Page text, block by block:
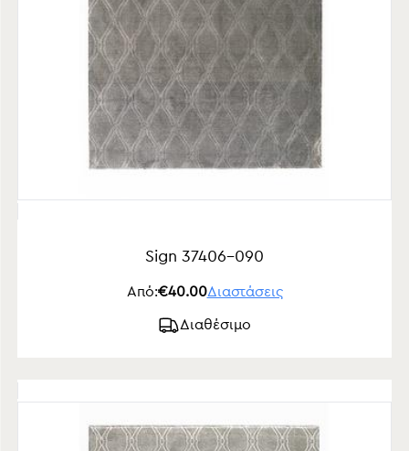
Sign 37406-090
Από:€40.00Διαστάσεις
Διαθέσιμο